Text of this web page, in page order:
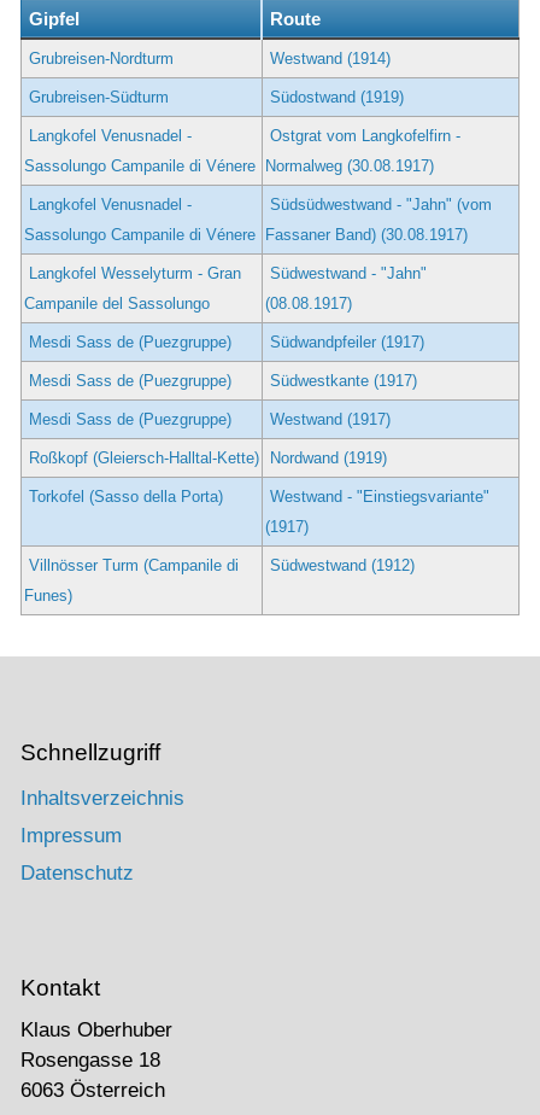
Gipfel Route
Grubreisen-Nordturm Westwand (1914)
Grubreisen-Südturm Südostwand (1919)
Langkofel Venusnadel -
Sassolungo Campanile di Vénere
Ostgrat vom Langkofelfirn -
Normalweg (30.08.1917)
Langkofel Venusnadel -
Sassolungo Campanile di Vénere
Südsüdwestwand - "Jahn" (vom
Fassaner Band) (30.08.1917)
Langkofel Wesselyturm - Gran
Campanile del Sassolungo
Südwestwand - "Jahn"
(08.08.1917)
Mesdi Sass de (Puezgruppe) Südwandpfeiler (1917)
Mesdi Sass de (Puezgruppe) Südwestkante (1917)
Mesdi Sass de (Puezgruppe) Westwand (1917)
Roßkopf (Gleiersch-Halltal-Kette) Nordwand (1919)
Torkofel (Sasso della Porta)
Westwand - "Einstiegsvariante"
(1917)
Villnösser Turm (Campanile di
Funes)
Südwestwand (1912)
Schnellzugriff
Inhaltsverzeichnis
Impressum
Datenschutz
Kontakt
Klaus Oberhuber
Rosengasse 18
6063 Österreich